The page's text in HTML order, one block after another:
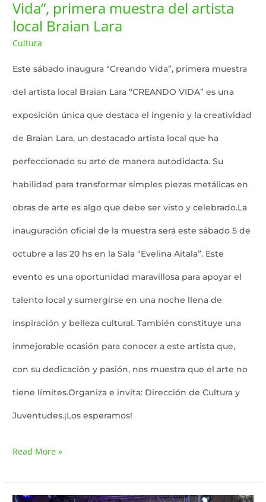
Vida”, primera muestra del artista
local Braian Lara
Cultura
Este sábado inaugura “Creando Vida”, primera muestra
del artista local Braian Lara “CREANDO VIDA” es una
exposición única que destaca el ingenio y la creatividad
de Braian Lara, un destacado artista local que ha
perfeccionado su arte de manera autodidacta. Su
habilidad para transformar simples piezas metálicas en
obras de arte es algo que debe ser visto y celebrado.La
inauguración oficial de la muestra será este sábado 5 de
octubre a las 20 hs en la Sala “Evelina Aitala”. Este
evento es una oportunidad maravillosa para apoyar el
talento local y sumergirse en una noche llena de
inspiración y belleza cultural. También constituye una
inmejorable ocasión para conocer a este artista que,
con su dedicación y pasión, nos muestra que el arte no
tiene límites.Organiza e invita: Dirección de Cultura y
Juventudes.¡Los esperamos!
Read More »